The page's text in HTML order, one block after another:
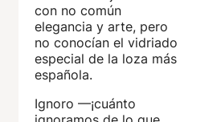
con no común
elegancia y arte, pero
no conocían el vidriado
especial de la loza más
española.
Ignoro —¡cuánto